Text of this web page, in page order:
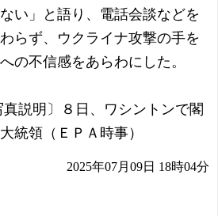
い」と語り、電話会談などを
らず、ウクライナ攻撃の手を
の不信感をあらわにした。
真説明〕８日、ワシントンで閣
統領（ＥＰＡ時事）
2025年07月09日 18時04分